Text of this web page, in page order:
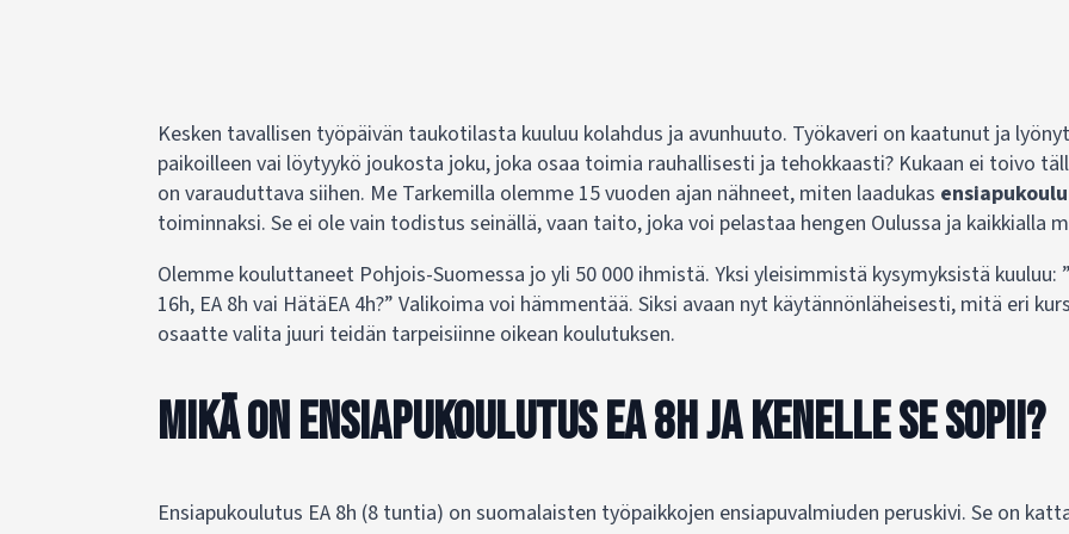
Kesken tavallisen työpäivän taukotilasta kuuluu kolahdus ja avunhuuto. Työkaveri on kaatunut ja
paikoilleen vai löytyykö joukosta joku, joka osaa toimia rauhallisesti ja tehokkaasti? Kukaan ei toivo
on varauduttava siihen. Me Tarkemilla olemme 15 vuoden ajan nähneet, miten laadukas
toiminnaksi. Se ei ole vain todistus seinällä, vaan taito, joka voi pelastaa hengen Oulussa ja kaikkialla
Olemme kouluttaneet Pohjois-Suomessa jo yli 50 000 ihmistä. Yksi yleisimmistä kysymyksistä kuuluu:
16h, EA 8h vai HätäEA 4h?” Valikoima voi hämmentää. Siksi avaan nyt käytännönläheisesti, mitä eri
osaatte valita juuri teidän tarpeisiinne oikean koulutuksen.
Mikä on Ensiapukoulutus EA 8h ja kenelle se sopii?
Ensiapukoulutus EA 8h (8 tuntia) on suomalaisten työpaikkojen ensiapuvalmiuden peruskivi. Se on